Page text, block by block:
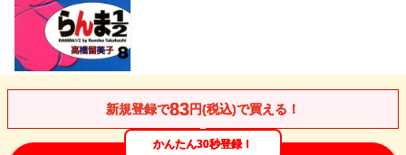
新規登録で83円(税込)で買える！
かんたん30秒登録！